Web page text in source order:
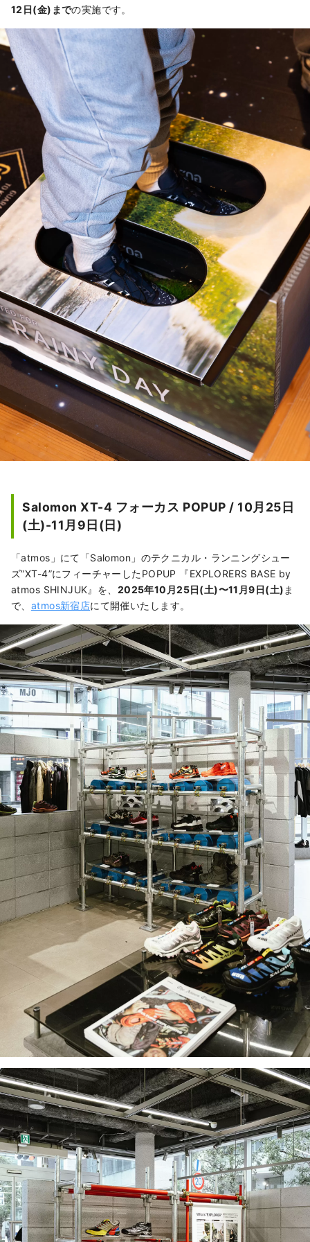
12日(金)までの実施です。
Salomon XT-4 フォーカス POPUP / 10月25日
(土)-11月9日(日)
「atmos」にて「Salomon」のテクニカル・ランニングシュー
ズ”XT-4”にフィーチャーしたPOPUP 『EXPLORERS BASE by
atmos SHINJUK』を、 2025年10月25日(土)〜11月9日(土) ま
で、 atmos新宿店にて開催いたします。